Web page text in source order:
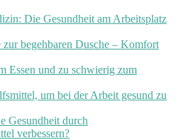
Die Gesundheit am Arbeitsplatz
begehbaren Dusche – Komfort
Essen und zu schwierig zum
um bei der Arbeit gesund zu
Gesundheit durch
verbessern?